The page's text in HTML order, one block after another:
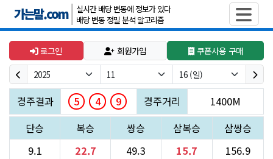
가는말.com
실시간 배당 변동에 정보가 있다
배당 변동 정밀 분석 알고리즘
로그인 회원가입 쿠폰사용 구매
경주결과 5 4 9 경주거리
1400M
단승
복승 쌍승 삼복승
삼쌍승
9.1
22.7 49.3 15.7 156.9